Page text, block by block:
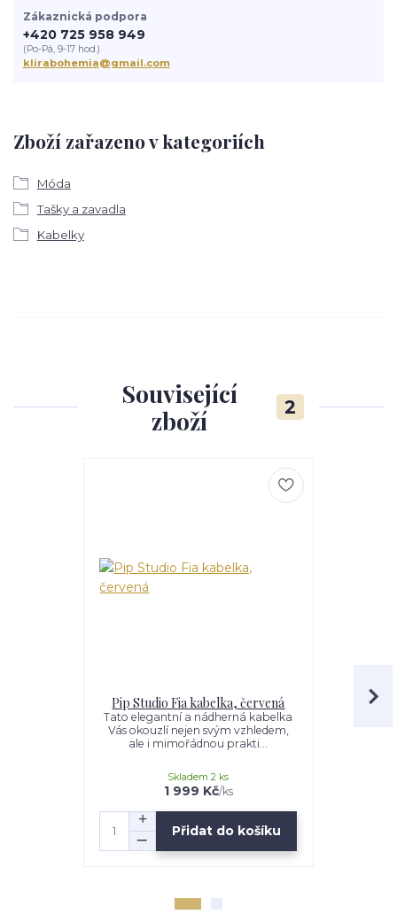
Zboží zařazeno v kategoriích
Móda
Tašky a zavadla
Kabelky
Zákaznická podpora
+420 725 958 949
(Po-Pá, 9-17 hod.)
klirabohemia@gmail.com
Související
zboží
2
Pip Studio Fia kabelka, červená
Tato elegantní a nádherná kabelka
Vás okouzlí nejen svým vzhledem,
ale i mimořádnou prakti...
1 999 Kč/ks
Skladem 2 ks
Přidat do košíku
Pip